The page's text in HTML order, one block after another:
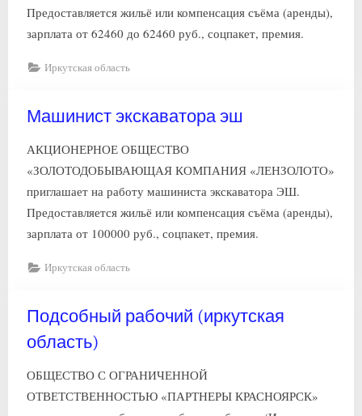
Предоставляется жильё или компенсация съёма (аренды),
зарплата от 62460 до 62460 руб., соцпакет, премия.
Иркутская область
Машинист экскаватора эш
АКЦИОНЕРНОЕ ОБЩЕСТВО
«ЗОЛОТОДОБЫВАЮЩАЯ КОМПАНИЯ «ЛЕНЗОЛОТО»
приглашает на работу машиниста экскаватора ЭШ.
Предоставляется жильё или компенсация съёма (аренды),
зарплата от 100000 руб., соцпакет, премия.
Иркутская область
Подсобный рабочий (иркутская
область)
ОБЩЕСТВО С ОГРАНИЧЕННОЙ
ОТВЕТСТВЕННОСТЬЮ «ПАРТНЕРЫ КРАСНОЯРСК»